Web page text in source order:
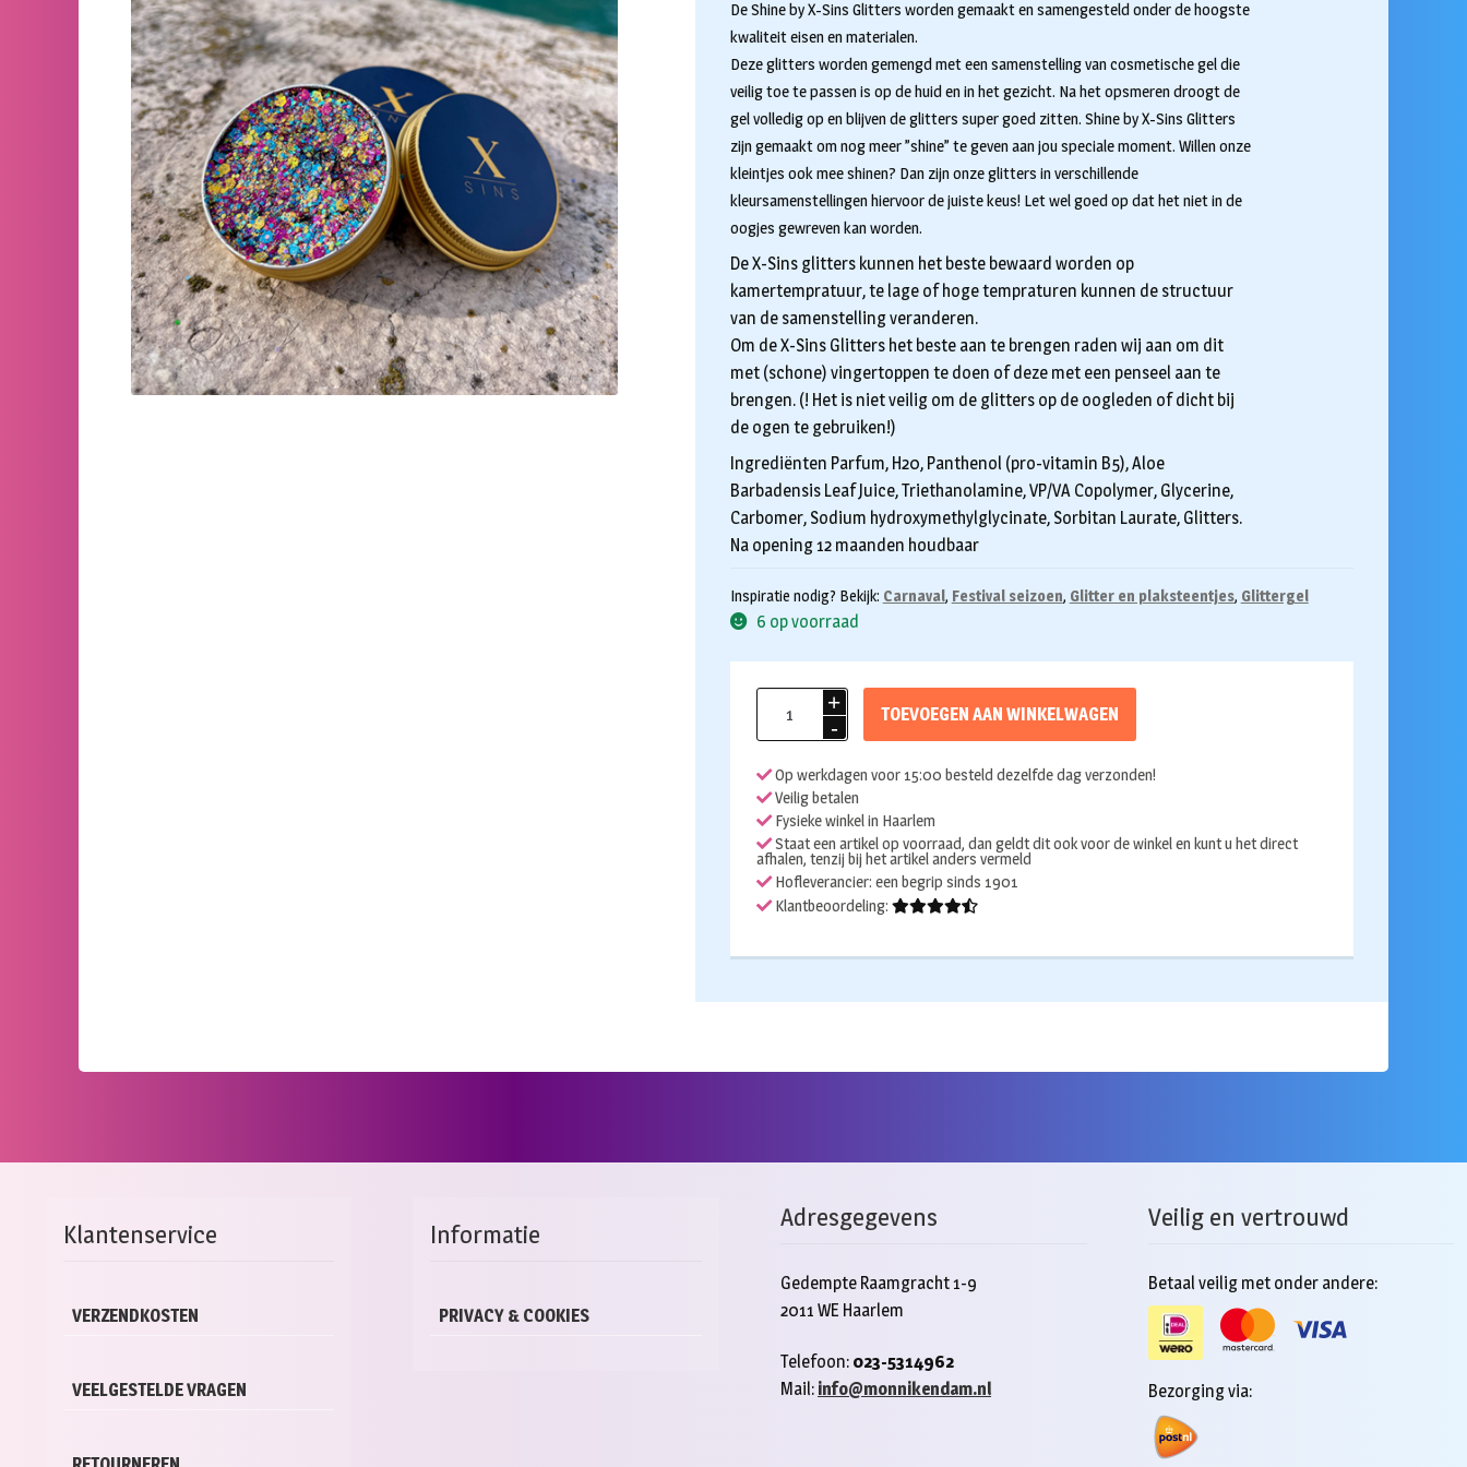
De Shine by X-Sins Glitters worden gemaakt en samengesteld onder de hoogste
kwaliteit eisen en materialen.
Deze glitters worden gemengd met een samenstelling van cosmetische gel die
veilig toe te passen is op de huid en in het gezicht. Na het opsmeren droogt de
gel volledig op en blijven de glitters super goed zitten. Shine by X-Sins Glitters
zijn gemaakt om nog meer ”shine” te geven aan jou speciale moment. Willen onze
kleintjes ook mee shinen? Dan zijn onze glitters in verschillende
kleursamenstellingen hiervoor de juiste keus! Let wel goed op dat het niet in de
oogjes gewreven kan worden.
De X-Sins glitters kunnen het beste bewaard worden op
kamertempratuur, te lage of hoge tempraturen kunnen de structuur
van de samenstelling veranderen.
Om de X-Sins Glitters het beste aan te brengen raden wij aan om dit
met (schone) vingertoppen te doen of deze met een penseel aan te
brengen. (! Het is niet veilig om de glitters op de oogleden of dicht bij
de ogen te gebruiken!)
Ingrediënten Parfum, H20, Panthenol (pro-vitamin B5), Aloe
Barbadensis Leaf Juice, Triethanolamine, VP/VA Copolymer, Glycerine,
Carbomer, Sodium hydroxymethylglycinate, Sorbitan Laurate, Glitters.
Na opening 12 maanden houdbaar
Inspiratie nodig? Bekijk: Carnaval, Festival seizoen, Glitter en plaksteentjes, Glittergel
6 op voorraad
glitter
cream
Candyworld
aantal
TOEVOEGEN AAN WINKELWAGEN
Op werkdagen voor 15:00 besteld dezelfde dag verzonden!
Veilig betalen
Fysieke winkel in Haarlem
Staat een artikel op voorraad, dan geldt dit ook voor de winkel en kunt u het direct
afhalen, tenzij bij het artikel anders vermeld
Hofleverancier: een begrip sinds 1901
Klantbeoordeling:
Klantenservice
VERZENDKOSTEN
VEELGESTELDE VRAGEN
Informatie
PRIVACY & COOKIES
Adresgegevens
Gedempte Raamgracht 1-9
2011 WE Haarlem
Telefoon: 023-5314962
Mail: info@monnikendam.nl
Veilig en vertrouwd
Betaal veilig met onder andere:
Bezorging via: